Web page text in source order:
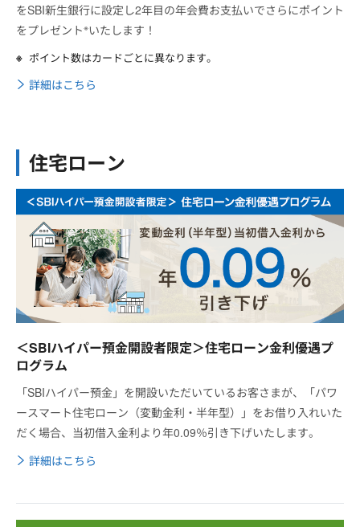
をSBI新生銀行に設定し2年目の年会費お支払いでさらにポイント
をプレゼント※いたします！
ポイント数はカードごとに異なります。
詳細はこちら
住宅ローン
＜SBIハイパー預金開設者限定＞住宅ローン金利優遇プ
ログラム
「SBIハイパー預金」を開設いただいているお客さまが、「パワ
ースマート住宅ローン（変動金利・半年型）」をお借り入れいた
だく場合、当初借入金利より年0.09％引き下げいたします。
詳細はこちら